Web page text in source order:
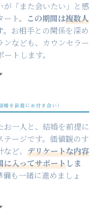
が「また会いたい」と感
ト。
この期間は複数人
お相手との関係を深め
ンなども、カウンセラー
トします。
婚を前提にお付き合い）
お一人と、結婚を前提に
テージです。価値観のす
ど、 デリケートな内容
に入ってサポートしま
も一緒に進めましょ